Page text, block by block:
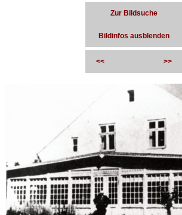
Zur Bildsuche
Bildinfos ausblenden
<< >>